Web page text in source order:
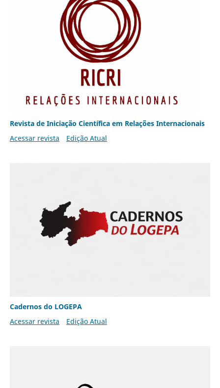
Revista de Iniciação Científica em Relações Internacionais
Acessar revista
Edição Atual
Cadernos do LOGEPA
Acessar revista
Edição Atual